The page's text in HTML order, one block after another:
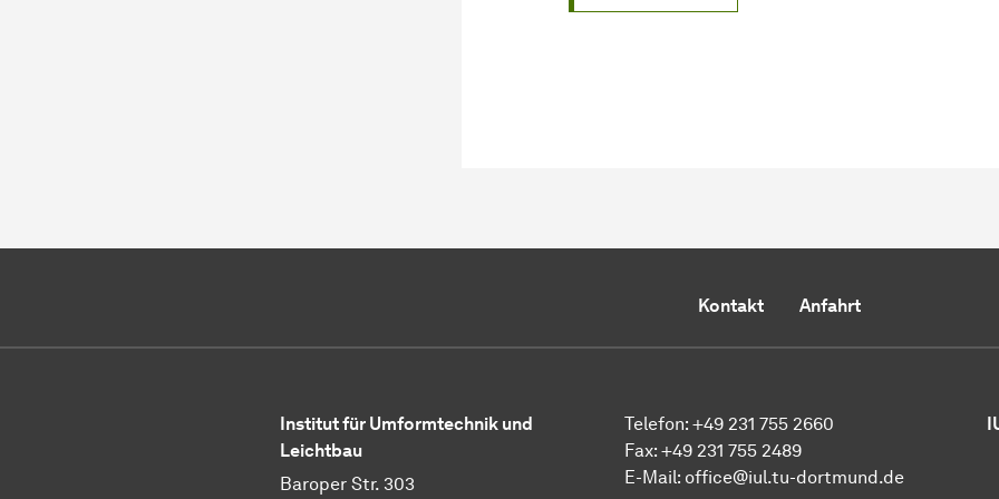
Kontakt Anfahrt
Institut für Umformtechnik und
Leichtbau
Baroper Str. 303
Telefon: +49 231 755 2660
Fax: +49 231 755 2489
E-Mail: office@iul.tu-dortmund.de